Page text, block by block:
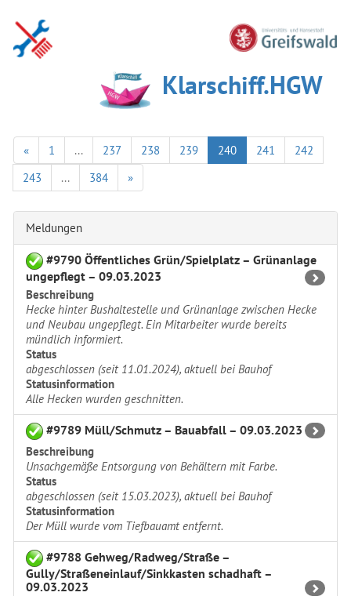
Klarschiff.HGW
« 1 ... 237 238 239 240 241
242
243
... 384 »
Meldungen
#9790 Öffentliches Grün/Spielplatz – Grünanlage
ungepflegt – 09.03.2023
Beschreibung
Hecke hinter Bushaltestelle und Grünanlage zwischen Hecke
und Neubau ungepflegt. Ein Mitarbeiter wurde bereits
mündlich informiert.
Status
abgeschlossen (seit 11.01.2024), aktuell bei Bauhof
Statusinformation
Alle Hecken wurden geschnitten.
#9789 Müll/Schmutz – Bauabfall – 09.03.2023
Beschreibung
Unsachgemäße Entsorgung von Behältern mit Farbe.
Status
abgeschlossen (seit 15.03.2023), aktuell bei Bauhof
Statusinformation
Der Müll wurde vom Tiefbauamt entfernt.
#9788 Gehweg/Radweg/Straße –
Gully/Straßeneinlauf/Sinkkasten schadhaft –
09.03.2023